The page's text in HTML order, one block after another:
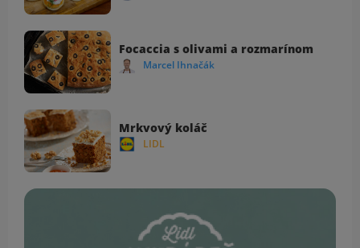
Focaccia s olivami a rozmarínom
Marcel Ihnačák
Mrkvový koláč
LIDL